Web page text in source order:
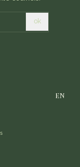
ok
EN